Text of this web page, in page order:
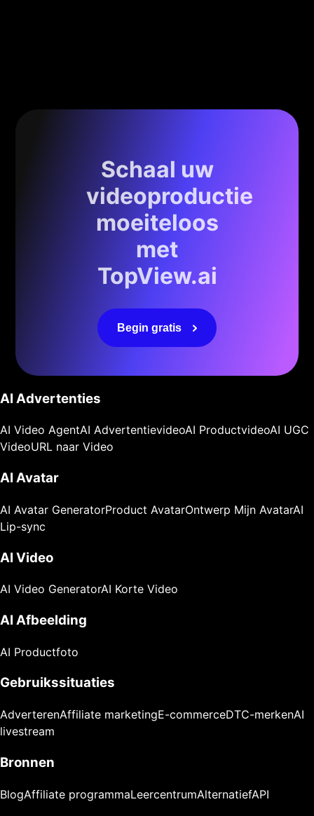
Schaal uw
videoproductie
moeiteloos
met
TopView.ai
Begin gratis
AI Advertenties
AI Video AgentAI AdvertentievideoAI ProductvideoAI UGC
VideoURL naar Video
AI Avatar
AI Avatar GeneratorProduct AvatarOntwerp Mijn AvatarAI
Lip-sync
AI Video
AI Video GeneratorAI Korte Video
AI Afbeelding
AI Productfoto
Gebruikssituaties
AdverterenAffiliate marketingE-commerceDTC-merkenAI
livestream
Bronnen
BlogAffiliate programmaLeercentrumAlternatiefAPI